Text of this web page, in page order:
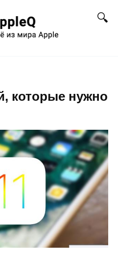
которые нужно